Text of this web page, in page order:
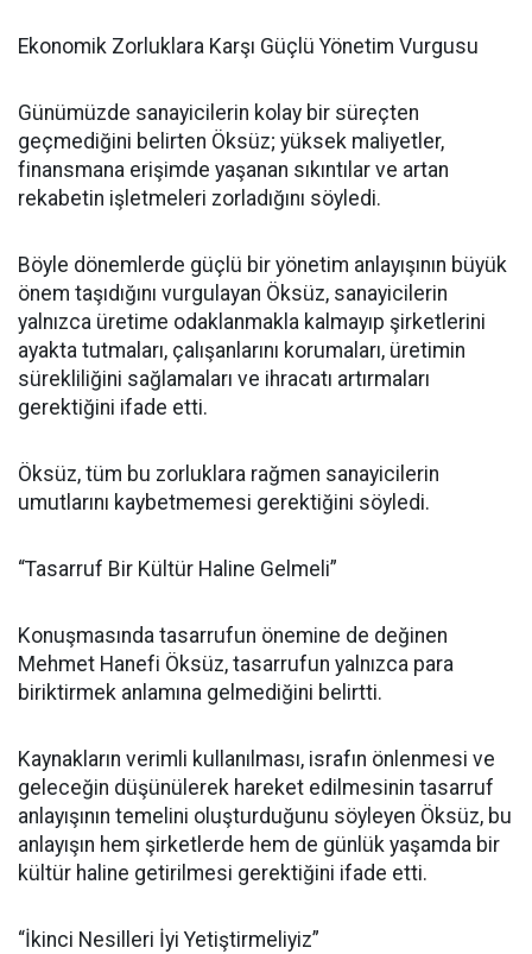
Ekonomik Zorluklara Karşı Güçlü Yönetim Vurgusu
Günümüzde sanayicilerin kolay bir süreçten
geçmediğini belirten Öksüz; yüksek maliyetler,
finansmana erişimde yaşanan sıkıntılar ve artan
rekabetin işletmeleri zorladığını söyledi.
Böyle dönemlerde güçlü bir yönetim anlayışının büyük
önem taşıdığını vurgulayan Öksüz, sanayicilerin
yalnızca üretime odaklanmakla kalmayıp şirketlerini
ayakta tutmaları, çalışanlarını korumaları, üretimin
sürekliliğini sağlamaları ve ihracatı artırmaları
gerektiğini ifade etti.
Öksüz, tüm bu zorluklara rağmen sanayicilerin
umutlarını kaybetmemesi gerektiğini söyledi.
“Tasarruf Bir Kültür Haline Gelmeli”
Konuşmasında tasarrufun önemine de değinen
Mehmet Hanefi Öksüz, tasarrufun yalnızca para
biriktirmek anlamına gelmediğini belirtti.
Kaynakların verimli kullanılması, israfın önlenmesi ve
geleceğin düşünülerek hareket edilmesinin tasarruf
anlayışının temelini oluşturduğunu söyleyen Öksüz, bu
anlayışın hem şirketlerde hem de günlük yaşamda bir
kültür haline getirilmesi gerektiğini ifade etti.
“İkinci Nesilleri İyi Yetiştirmeliyiz”